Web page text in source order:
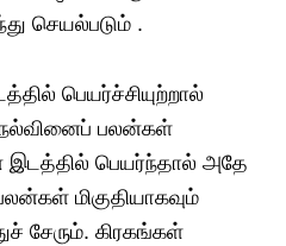
செயல்படும் .
பெயர்ச்சியுற்றால்
நல்வினைப் பலன்கள்
இடத்தில் பெயர்ந்தால் அதே
மிகுதியாகவும்
சேரும். கிரகங்கள்